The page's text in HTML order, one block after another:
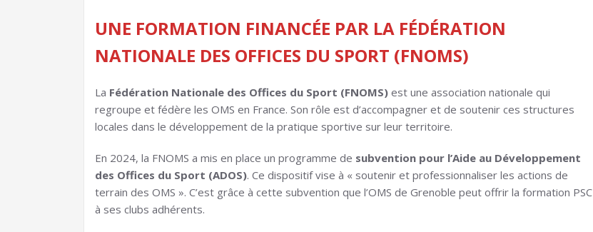
UNE FORMATION FINANCÉE PAR LA FÉDÉRATION
NATIONALE DES OFFICES DU SPORT (FNOMS)
La Fédération Nationale des Offices du Sport (FNOMS) est une association nationale qui
regroupe et fédère les OMS en France. Son rôle est d’accompagner et de soutenir ces structures
locales dans le développement de la pratique sportive sur leur territoire.
En 2024, la FNOMS a mis en place un programme de subvention pour l’Aide au Développement
des Offices du Sport (ADOS). Ce dispositif vise à « soutenir et professionnaliser les actions de
terrain des OMS ». C’est grâce à cette subvention que l’OMS de Grenoble peut offrir la formation PSC
à ses clubs adhérents.